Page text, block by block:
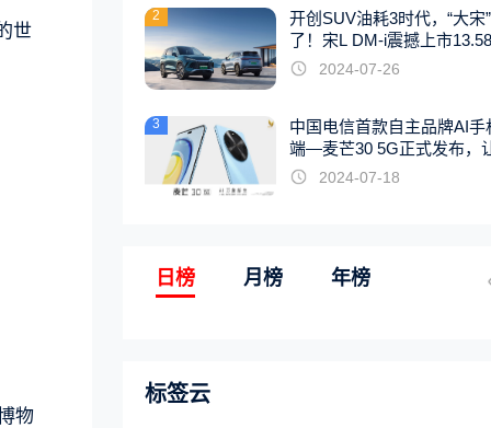
世
物
2
开创SUV油耗3时代，“大宋
了！宋L DM-i震撼上市
起
2024-07-26
3
中国电信首款自主品牌AI手
端—麦芒30 5G正式发布，
触手可及2024-07-18
日榜 月榜 年榜
标签云